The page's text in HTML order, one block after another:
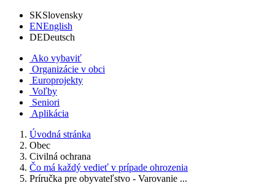
SKSlovensky
ENEnglish
DEDeutsch
Ako vybaviť
Organizácie v obci
Europrojekty
Voľby
Seniori
Aplikácia
Úvodná stránka
Obec
Civilná ochrana
Čo má každý vedieť v prípade ohrozenia
Príručka pre obyvateľstvo - Varovanie ...